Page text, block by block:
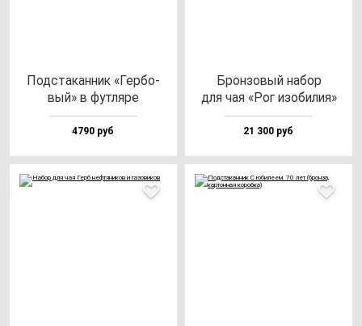
Под­ста­кан­ник «Гер­бо­
вый» в фут­ля­ре
4790 руб
Брон­зо­вый на­бор
для чая «Рог изо­би­лия»
21 300 руб